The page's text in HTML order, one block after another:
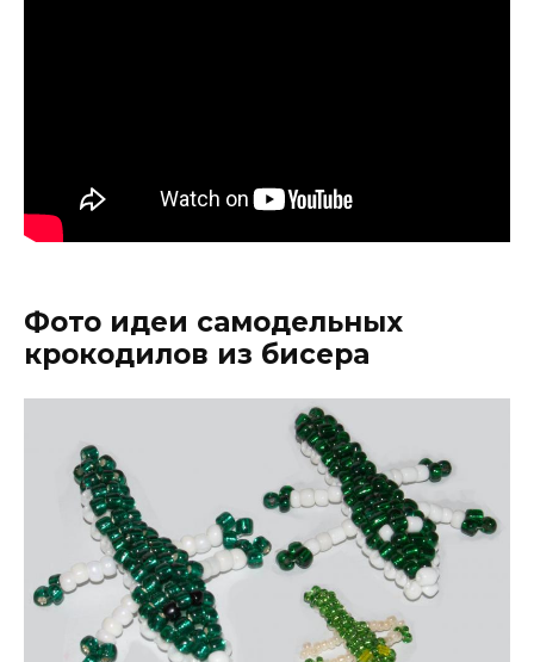
Фото идеи самодельных
крокодилов из бисера